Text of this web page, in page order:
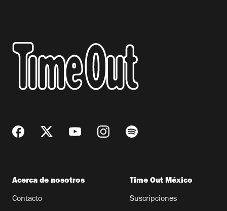
Acerca de nosotros
Contacto
Time Out México
Suscripciones